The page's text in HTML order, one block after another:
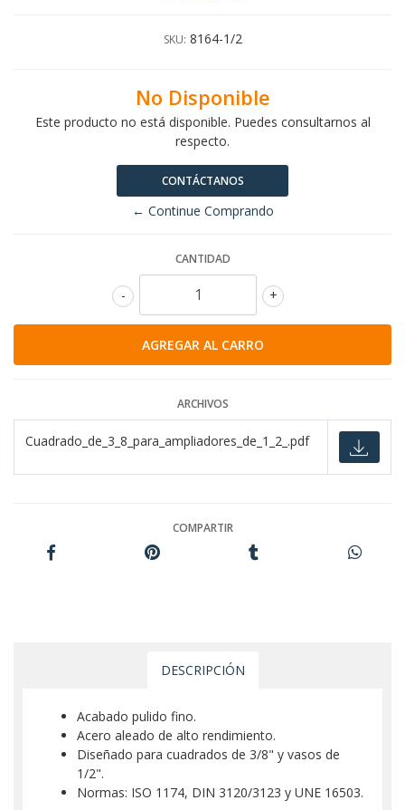
SKU: 8164-1/2
No Disponible
Este producto no está disponible. Puedes consultarnos al
respecto.
CONTÁCTANOS
← Continue Comprando
CANTIDAD
+
-
ARCHIVOS
Cuadrado_de_3_8_para_ampliadores_de_1_2_.pdf
COMPARTIR
DESCRIPCIÓN
Acabado pulido fino.
Acero aleado de alto rendimiento.
Diseñado para cuadrados de 3/8" y vasos de
1/2".
Normas: ISO 1174, DIN 3120/3123 y UNE 16503.